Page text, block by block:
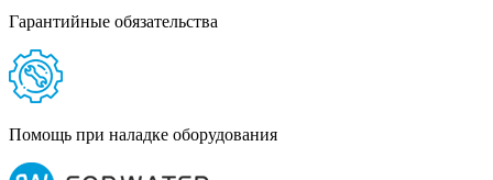
Гарантийные обязательства
Помощь при наладке оборудования